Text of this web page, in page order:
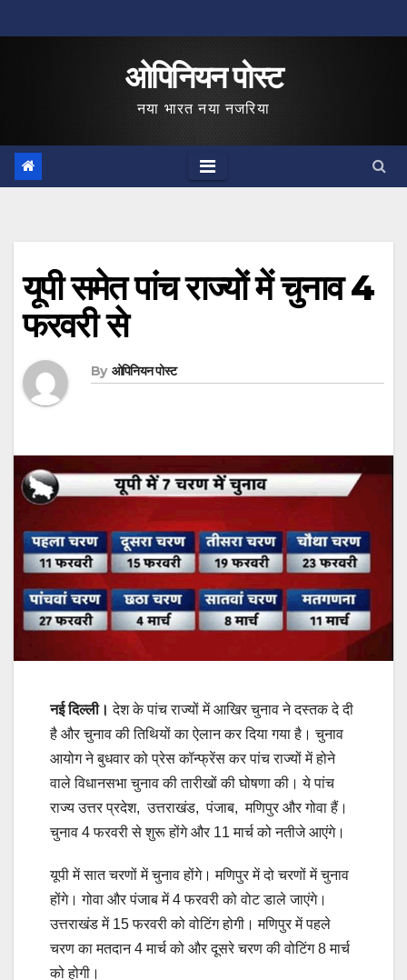
to
ओपिनियन पोस्ट
नया भारत नया नजरिया
यूपी समेत पांच राज्यों में चुनाव 4
फरवरी से
By ओपिनियन पोस्ट
नई दिल्ली। देश के पांच राज्‍यों में आखिर चुनाव ने दस्‍तक दे दी
है और चुनाव की तिथियों का ऐलान कर दिया गया है। चुनाव
आयोग ने बुधवार को प्रेस कॉन्फ्रेंस कर पांच राज्यों में होने
वाले विधानसभा चुनाव की तारीखों की घोषणा की। ये पांच
राज्य उत्तर प्रदेश, उत्तराखंड, पंजाब, मणिपुर और गोवा हैं।
चुनाव 4 फरवरी से शुरू होंगे और 11 मार्च को नतीजे आएंगे।
यूपी में सात चरणों में चुनाव होंगे। मणिपुर में दो चरणों में चुनाव
होंगे। गोवा और पंजाब में 4 फरवरी को वोट डाले जाएंगे।
उत्तराखंड में 15 फरवरी को वोटिंग होगी। मणिपुर में पहले
चरण का मतदान 4 मार्च को और दूसरे चरण की वोटिंग 8 मार्च
को होगी।